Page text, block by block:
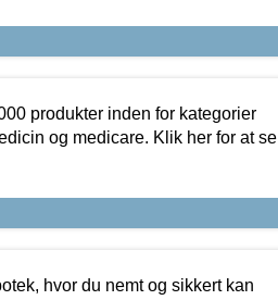
produkter inden for kategorier
og medicare. Klik her for at se
hvor du nemt og sikkert kan